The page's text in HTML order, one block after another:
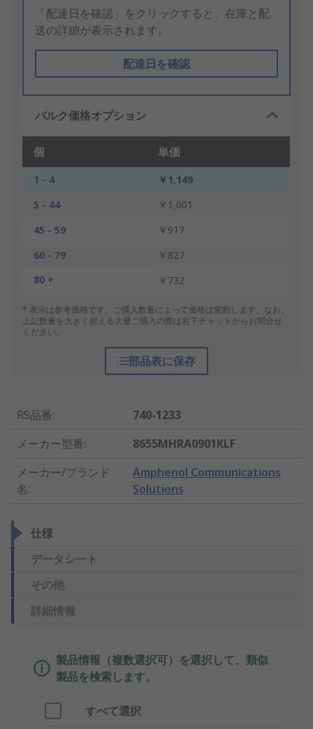
「配達日を確認」をクリックすると、在庫と配
送の詳細が表示されます。
配達日を確認
バルク価格オプション
個 単価
1 - 4
￥1,149
5 - 44
￥1,001
45 - 59
￥917
60 - 79
￥827
80 +
￥732
* 表示は参考価格です。ご購入数量によって価格は変動します。なお、
上記数量を大きく超える大量ご購入の際は右下チャットからお問合せ
ください。
部品表に保存
RS品番:
740-1233
メーカー型番:
8655MHRA0901KLF
メーカー/ブランド
名:
Amphenol Communications
Solutions
仕様
データシート
その他
詳細情報
製品情報（複数選択可）を選択して、類似
製品を検索します。
すべて選択